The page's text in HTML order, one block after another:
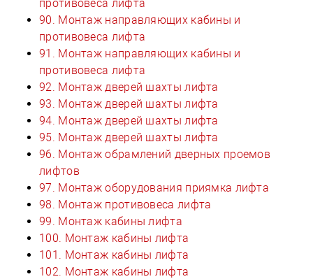
противовеса лифта
90. Монтаж направляющих кабины и
противовеса лифта
91. Монтаж направляющих кабины и
противовеса лифта
92. Монтаж дверей шахты лифта
93. Монтаж дверей шахты лифта
94. Монтаж дверей шахты лифта
95. Монтаж дверей шахты лифта
96. Монтаж обрамлений дверных проемов
лифтов
97. Монтаж оборудования приямка лифта
98. Монтаж противовеса лифта
99. Монтаж кабины лифта
100. Монтаж кабины лифта
101. Монтаж кабины лифта
102. Монтаж кабины лифта